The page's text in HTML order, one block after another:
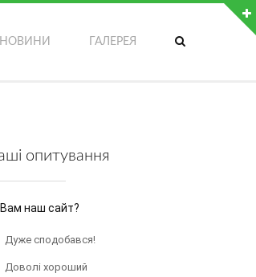
сайту
НОВИНИ ГАЛЕРЕЯ
опитування
наш сайт?
Дуже сподобався!
Доволі хороший